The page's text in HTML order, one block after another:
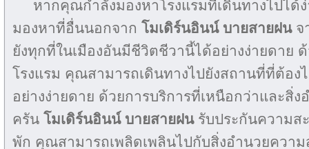
หากคุณกำลังมองหาโรงแรมที่เดินทางไปได้
มองหาที่อื่นนอกจาก โมเดิร์นอินน์ บายสายฝนจ
ยังทุกที่ในเมืองอันมีชีวิตชีวานี้ได้อย่างง่ายดาย
โรงแรม คุณสามารถเดินทางไปยังสถานที่ที่ต้อง
อย่างง่ายดาย ด้วยการบริการที่เหนือกว่าและสิ่
ครัน โมเดิร์นอินน์ บายสายฝน รับประกันความส
พัก คุณสามารถเพลิดเพลินไปกับสิ่งอำนวยควา